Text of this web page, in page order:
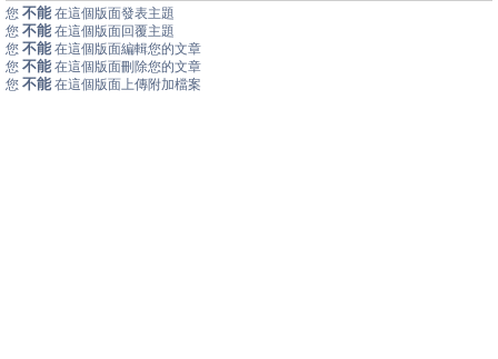
您 不能 在這個版面發表主題
您 不能 在這個版面回覆主題
您 不能 在這個版面編輯您的文章
您 不能 在這個版面刪除您的文章
您 不能 在這個版面上傳附加檔案